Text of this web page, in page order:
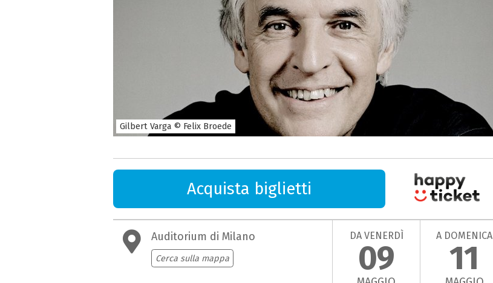
Gilbert Varga © Felix Broede
Acquista biglietti
Auditorium di Milano
Cerca sulla mappa
DA VENERDÌ
09
A DOMENICA
11